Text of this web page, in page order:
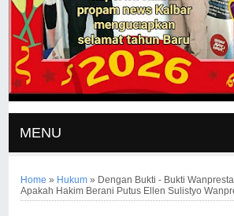
MENU
Home » Hukum » Dengan Bukti - Bukti
Apakah Hakim Berani Putus Ellen Sulistyo